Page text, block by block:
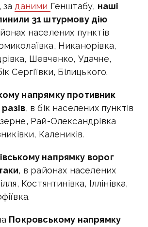
даними Генштабу, наші
31 штурмову дію
населених пунктів
Никанорівка,
Шевченко, Удачне,
Сергіївки, Білицького.
напрямку противник
, в бік населених пунктів
Рай-Олександрівка
Калеників.
напрямку ворог
, в районах населених
Костянтинівка, Іллінівка,
Покровському напрямку